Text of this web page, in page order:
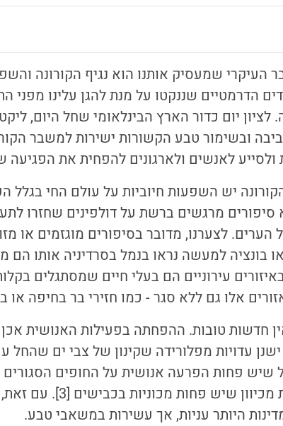
העיקרי שמעסיק אותנו הוא נגיף הקורונה
הדרמטיים שננקטו על מנת להגן עלינו מפני
יום כדור הארץ הבינלאומי שחל היום,
ובשימור טבע הקשורות ישירות למשבר
ולסייע לאנשים ולארגונים להפחית את
יש השפעות חיוביות על עולם החי בגלל
סיפורים מרגשים ברשת על דולפינים שחזרו
לצערנו, מדובר בסיפורים מוגזמים או
עירוניים הם בעלי חיים שמסתגלים
אלו גם ללא סגר - כמו חזירי בר בחיפה או
חדשות טובות. ההפחתה בפעילות האנושית אכן
עדויות מפלורידה שקינון של צבי ים
תמותה מדריסות פוחתת
היותר עניות, אך עשירות במשאבי טבע.